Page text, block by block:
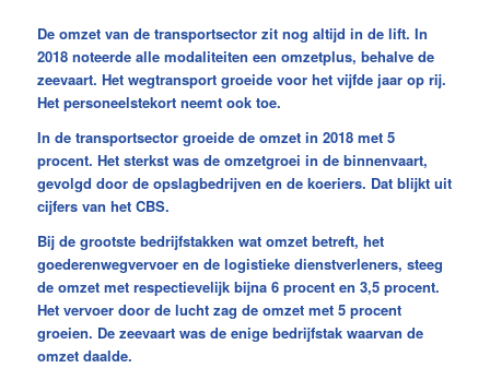
De omzet van de transportsector zit nog altijd in de lift. In
2018 noteerde alle modaliteiten een omzetplus, behalve de
zeevaart. Het wegtransport groeide voor het vijfde jaar op rij.
Het personeelstekort neemt ook toe.
In de transportsector groeide de omzet in 2018 met 5
procent. Het sterkst was de omzetgroei in de binnenvaart,
gevolgd door de opslagbedrijven en de koeriers. Dat blijkt uit
cijfers van het CBS.
Bij de grootste bedrijfstakken wat omzet betreft, het
goederenwegvervoer en de logistieke dienstverleners, steeg
de omzet met respectievelijk bijna 6 procent en 3,5 procent.
Het vervoer door de lucht zag de omzet met 5 procent
groeien. De zeevaart was de enige bedrijfstak waarvan de
omzet daalde.